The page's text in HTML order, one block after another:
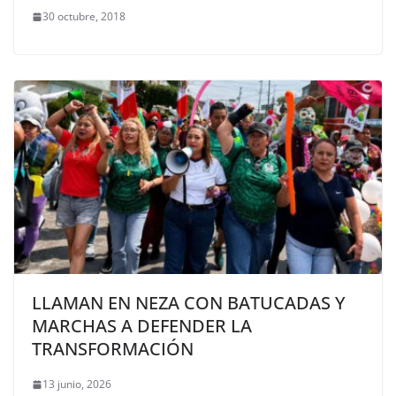
30 octubre, 2018
LLAMAN EN NEZA CON BATUCADAS Y
MARCHAS A DEFENDER LA
TRANSFORMACIÓN
13 junio, 2026